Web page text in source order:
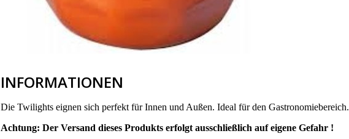
INFORMATIONEN
Die Twilights eignen sich perfekt für Innen und Außen. Ideal für den Gastronomiebereich.
Achtung: Der Versand dieses Produkts erfolgt ausschließlich auf eigene Gefahr !